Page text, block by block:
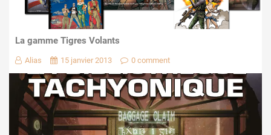
La gamme Tigres Volants
Alias 15 janvier 2013 0 comment